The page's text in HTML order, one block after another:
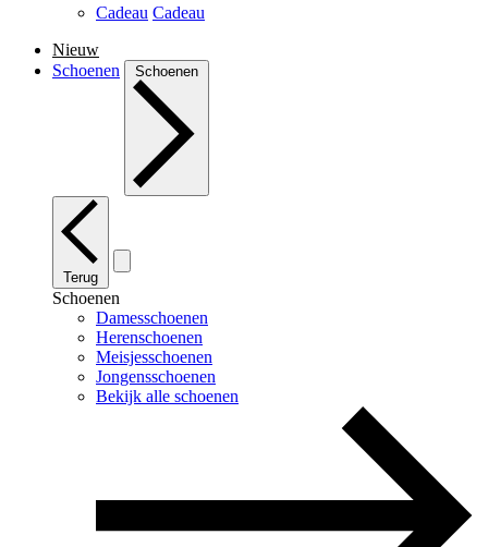
Cadeau Cadeau
Nieuw
Schoenen
Schoenen
Terug
Schoenen
Damesschoenen
Herenschoenen
Meisjesschoenen
Jongensschoenen
Bekijk alle schoenen